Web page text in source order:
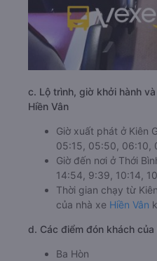
c. Lộ trình, giờ khởi hành
Hiền Vân
Giờ xuất phát ở Kiên
05:15, 05:50, 06:10,
Giờ đến nơi ở Thới
14:54, 9:39, 10:14,
Thời gian chạy từ
của nhà xe Hiền Vân
d. Các điểm đón khách của
Ba Hòn